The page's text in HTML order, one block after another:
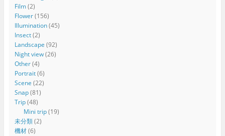
Film(2)
Flower(156)
Illumination(45)
Insect(2)
Landscape (92)
Night view(26)
Other(4)
Portrait(6)
Scene (22)
Snap(81)
Trip(48)
Mini trip(19)
未分類(2)
機材(6)